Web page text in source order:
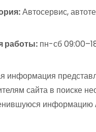
Автосервис,
работы: пн-сб
информация
сайта в поиске
информацию